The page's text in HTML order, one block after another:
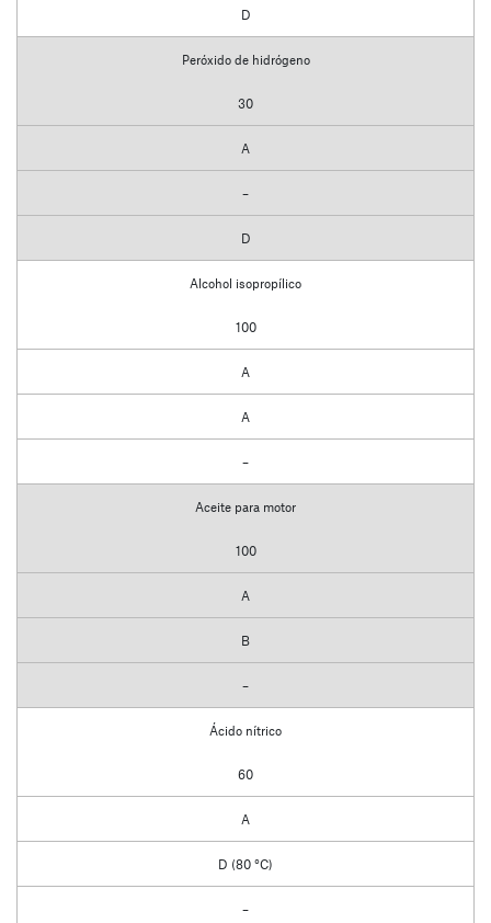
D
Peróxido de hidrógeno
30
A
–
D
Alcohol isopropílico
100
A
A
–
Aceite para motor
100
A
B
–
Ácido nítrico
60
A
D (80 °C)
–